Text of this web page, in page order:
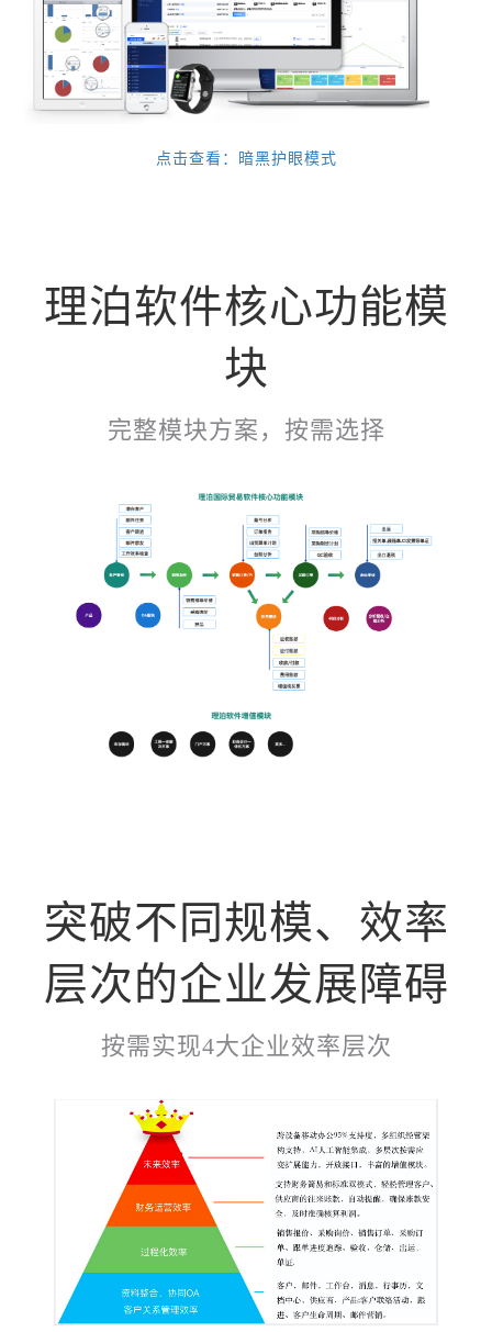
点击查看：暗黑护眼模式
理泊软件核心功能模
块
完整模块方案，按需选择
突破不同规模、效率
层次的企业发展障碍
按需实现4大企业效率层次